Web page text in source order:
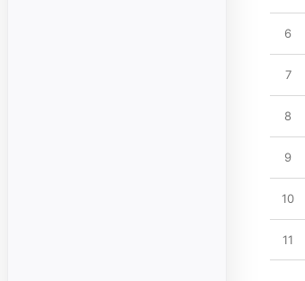
6
7
8
9
10
11